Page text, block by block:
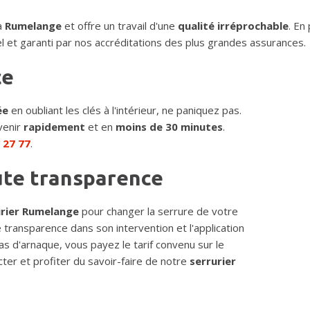
Rumelange et offre un travail d'une qualité irréprochable.
garanti par nos accréditations des plus grandes assurances.
en oubliant les clés à l'intérieur, ne paniquez pas.
rapidement et en moins de 30 minutes.
27 77.
transparence
Rumelange pour changer la serrure de votre
dans son intervention et l'application
d'arnaque, vous payez le tarif convenu sur le
et profiter du savoir-faire de notre serrurier